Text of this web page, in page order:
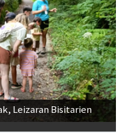
Leizaran Bisitarien